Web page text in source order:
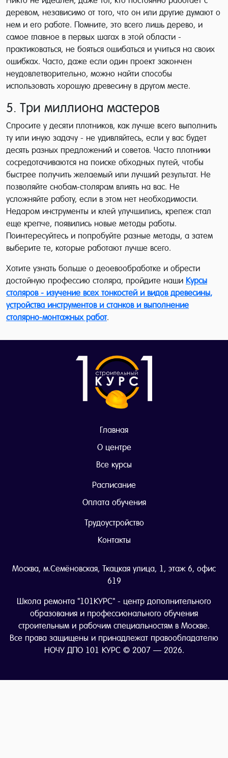
деревом, независимо от того, что он или другие думают о
нем и его работе. Помните, это всего лишь дерево, и
самое главное в первых шагах в этой области -
практиковаться, не бояться ошибаться и учиться на своих
ошибках. Часто, даже если один проект закончен
неудовлетворительно, можно найти способы
использовать хорошую древесину в другом месте.
5. Три миллиона мастеров
Спросите у десяти плотников, как лучше всего выполнить
ту или иную задачу - не удивляйтесь, если у вас будет
десять разных предложений и советов. Часто плотники
сосредотачиваются на поиске обходных путей, чтобы
быстрее получить желаемый или лучший результат. Не
позволяйте снобам-столярам влиять на вас. Не
усложняйте работу, если в этом нет необходимости.
Недаром инструменты и клей улучшились, крепеж стал
еще крепче, появились новые методы работы.
Поинтересуйтесь и попробуйте разные методы, а затем
выберите те, которые работают лучше всего.
Хотите узнать больше о деоевообработке и обрести
достойную профессию столяра, пройдите наши Курсы
столяров - изучение всех тонкостей и видов древесины,
устройства инструментов и станков и выполнение
столярно-монтажных работ.
Главная
О центре
Все курсы
Расписание
Оплата обучения
Трудоустройство
Контакты
Москва, м.Семёновская, Ткацкая улица, 1, этаж 6, офис
619
Школа ремонта "101КУРС" - центр дополнительного
образования и профессионального обучения
строительным и рабочим специальностям в Москве.
Все права защищены и принадлежат правообладателю
НОЧУ ДПО 101 КУРС © 2007 — 2026.